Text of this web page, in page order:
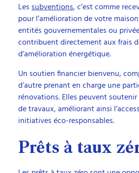
Lessubventions, c’est comme
pour l’amélioration de votre
entités gouvernementales ou
contribuent directement aux frais
d’amélioration énergétique.
Un soutien financier bienvenu,
d’autre prenant en charge une
rénovations. Elles peuvent
de travaux, améliorant ainsi
initiatives éco-responsables.
Prêts à taux